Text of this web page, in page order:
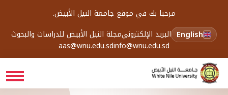
مرحبا بك في موقع جامعة النيل الأبيض.
English البريد الإلكترونيمجلة النيل الأبيض للدراسات والبحوث
info@wnu.edu.sd
aas@wnu.edu.sd